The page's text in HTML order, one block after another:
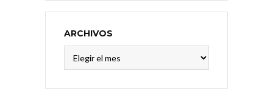
ARCHIVOS